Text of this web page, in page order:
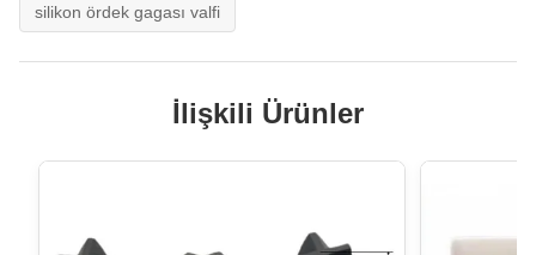
silikon ördek gagası valfi
İlişkili Ürünler